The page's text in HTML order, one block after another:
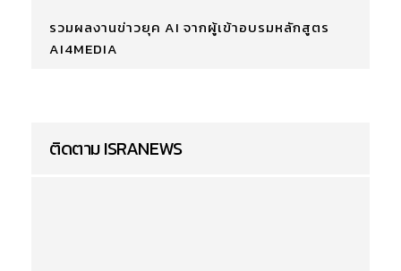
รวมผลงานข่าวยุค AI จากผู้เข้าอบรมหลักสูตร
AI4MEDIA
ติดตาม ISRANEWS